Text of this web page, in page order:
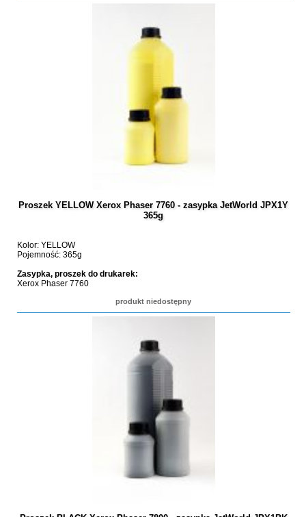
Proszek YELLOW Xerox Phaser 7760 - zasypka JetWorld JPX1Y
365g
Kolor: YELLOW
Pojemność: 365g
Zasypka, proszek do drukarek:
Xerox Phaser 7760
produkt niedostępny